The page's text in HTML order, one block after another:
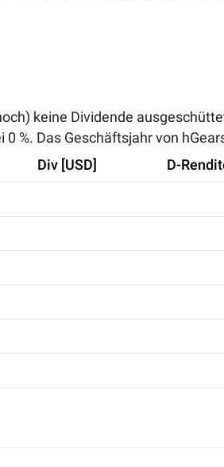
keine Dividende
0 %. Das Geschäftsjahr von
Div [USD] D-